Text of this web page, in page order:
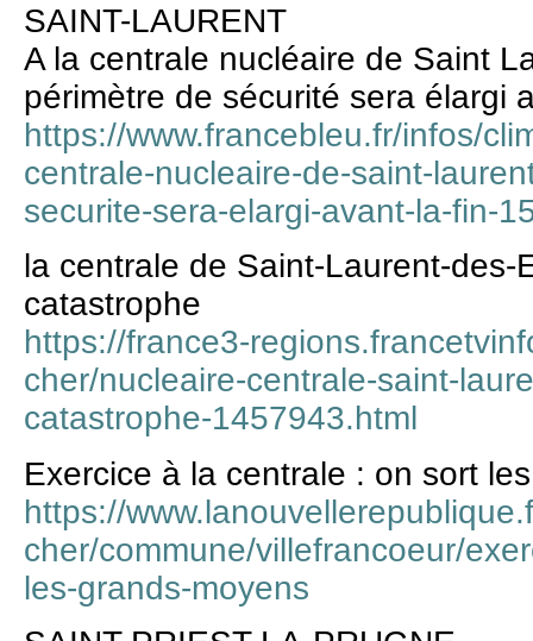
SAINT-LAURENT
A la centrale nucléaire de Saint
périmètre de sécurité sera élargi
https://www.francebleu.fr/infos/
centrale-nucleaire-de-saint-
securite-sera-elargi-avant-la-fin-
la centrale de Saint-Laurent-
catastrophe
https://france3-
cher/nucleaire-centrale-saint-
catastrophe-1457943.html
Exercice à la centrale : on sort
https://
cher/commune/villefrancoeur/
les-grands-moyens